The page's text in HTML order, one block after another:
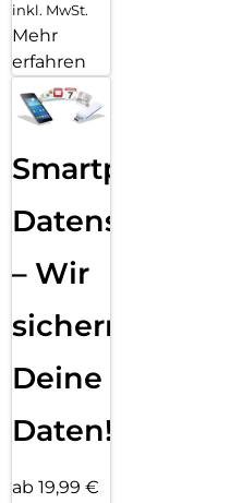
inkl. MwSt.
Mehr
erfahren
Smartphone
Datensicherung
– Wir
sichern
Deine
Daten!
ab 19,99 €